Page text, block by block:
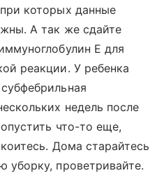
которых данные
А так же сдайте
Е для
реакции. У ребенка
недель после
что-то еще,
Дома старайтесь
уборку, проветривайте.